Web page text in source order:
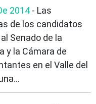
2014 - Las
de los candidatos
Senado de la
y la Cámara de
en el Valle del